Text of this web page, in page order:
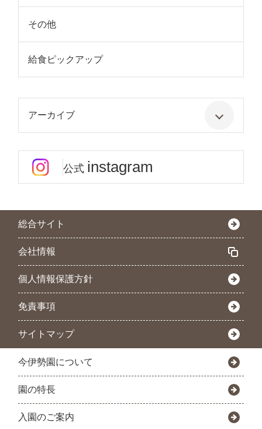
その他
給食ピックアップ
アーカイブ
公式 instagram
総合サイト
会社情報
個人情報保護方針
免責事項
サイトマップ
今伊勢園について
園の特長
入園のご案内